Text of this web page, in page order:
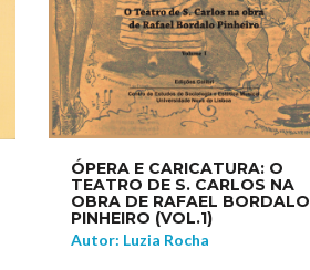
ÓPERA E CARICATURA: O
TEATRO DE S. CARLOS NA
OBRA DE RAFAEL BORDALO
PINHEIRO (VOL.1)
Autor: Luzia Rocha